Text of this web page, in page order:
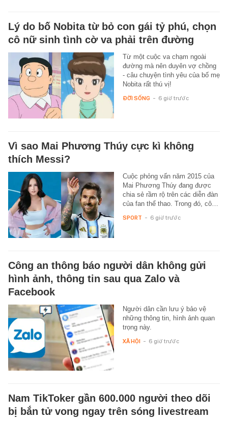
Lý do bố Nobita từ bỏ con gái tỷ phú, chọn
cô nữ sinh tình cờ va phải trên đường
Từ một cuộc va chạm ngoài
đường mà nên duyên vợ chồng
- câu chuyện tình yêu của bố mẹ
Nobita rất thú vị!
ĐỜI SỐNG - 6 giờ trước
Vì sao Mai Phương Thúy cực kì không
thích Messi?
Cuộc phỏng vấn năm 2015 của
Mai Phương Thúy đang được
chia sẻ rầm rộ trên các diễn đàn
của fan thể thao. Trong đó, cô…
SPORT - 6 giờ trước
Công an thông báo người dân không gửi
hình ảnh, thông tin sau qua Zalo và
Facebook
Người dân cần lưu ý bảo vệ
những thông tin, hình ảnh quan
trọng này.
XÃ HỘI - 6 giờ trước
Nam TikToker gần 600.000 người theo dõi
bị bắn tử vong ngay trên sóng livestream